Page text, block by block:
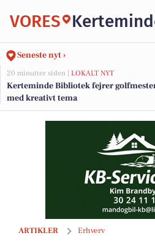
VORES
Seneste nyt ›
20 minutter siden | LOKALT NYT
Kerteminde Bibliotek fejrer
med kreativt tema
ARTIKLER Erhverv
Har man tjekket, om